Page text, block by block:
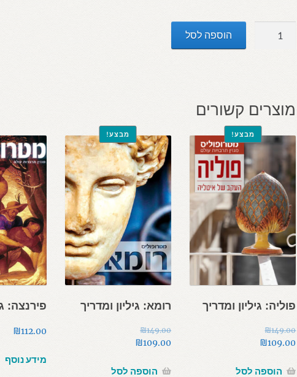
היה:
₪189.00.
הוא:
₪109.00.
הוספה לסל
מוצרים קשורים
פוליה: גיליון ומדריך
מבצע!
₪149.00
המחיר
היה:
₪109.00
הנוכחיהוספה לסל
רומא: גיליון ומדריך
מבצע!
₪149.00
המחיר
היה:
₪109.00
הנוכחיהוספה לסל
פירנצה:
₪112.00
מידע נוסף